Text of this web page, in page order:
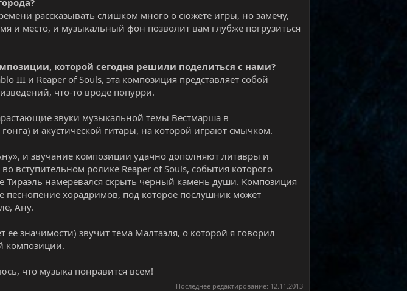
рассказывать слишком много о сюжете игры, но замечу,
и место, и музыкальный фон позволит вам глубже погрузиться
которой сегодня решили поделиться с нами?
III и Reaper of Souls, эта композиция представляет собой
что-то вроде попурри.
звуки музыкальной темы Вестмарша в
и акустической гитары, на которой играют смычком.
и звучание композиции удачно дополняют литавры и
вступительном ролике Reaper of Souls, события которого
Тираэль намеревался скрыть черный камень души. Композиция
песнопение хорадримов, под которое послушник может
Ану.
ее значимости) звучит тема Малтаэля, о которой я говорил
композиции.
что музыка понравится всем!
Последнее редактирование: 12.11.2013